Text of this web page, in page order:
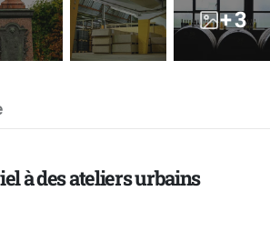
+ 3
à des ateliers urbains